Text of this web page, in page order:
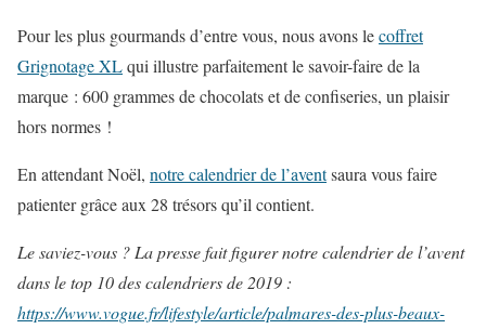
Pour les plus gourmands d’entre vous, nous avons lecoffret
Grignotage XLqui illustre parfaitement le savoir-faire de la
marque : 600 grammes de chocolats et de confiseries, un plaisir
hors normes !
En attendant Noël, notre calendrier de l’aventsaura vous faire
patienter grâce aux 28 trésors qu’il contient.
Le saviez-vous ? La presse fait figurer notre calendrier de l’avent
dans le top 10 des calendriers de 2019 :
https://www.vogue.fr/lifestyle/article/palmares-des-plus-beaux-